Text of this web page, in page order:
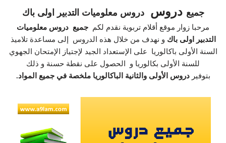
جميع دروس دروس معلوميات التدبير اولى باك
مرحبا زوار موقع أقلام تربوية نقدم لكم
جميع دروس معلوميات
التدبير اولى باك و نهدف من خلال هذه الدروس إلى مساعدة تلاميذ
السنة الأولى باكالوريا على الإستعداد الجيد لإجتياز الإمتحان الجهوي
للسنة الأولى بكالوريا و الحصول على نقطة حسنة و ذلك
بتوفير دروس الأولى والثانية الباكالوريا ملخصة في جميع المواد.